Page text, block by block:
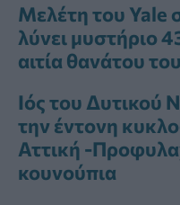
Μελέτη του Yale
λύνει μυστήριο
αιτία θανάτου
Ιός του Δυτικού
την έντονη
Αττική -
κουνούπια